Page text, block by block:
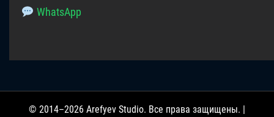
WhatsApp
© 2014–2026 Arefyev Studio. Все права защищены. |